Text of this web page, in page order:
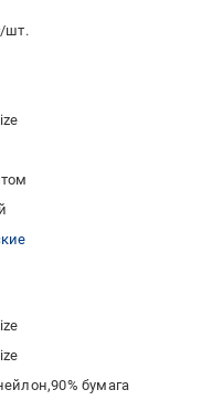
шт.
90% бумага